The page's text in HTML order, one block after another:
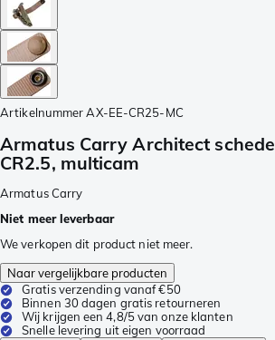
Artikelnummer AX-EE-CR25-MC
Armatus Carry Architect schede
CR2.5, multicam
Armatus Carry
Niet meer leverbaar
We verkopen dit product niet meer.
Naar vergelijkbare producten
Gratis verzending vanaf €50
Binnen 30 dagen gratis retourneren
Wij krijgen een 4,8/5 van onze klanten
Snelle levering uit eigen voorraad